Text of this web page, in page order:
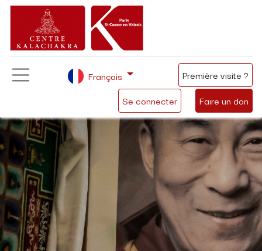
Se connecter Faire un don
Français Première visite ?